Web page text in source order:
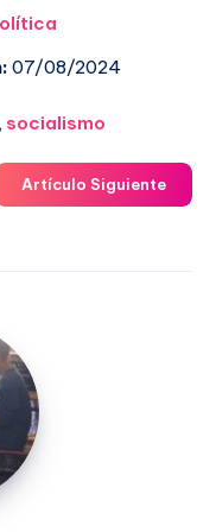
07/08/2024
, socialismo
Artículo Siguiente